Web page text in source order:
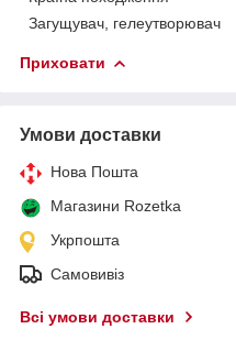
Загущувач, гелеутворювач
Приховати
Умови доставки
Нова Пошта
Магазини Rozetka
Укрпошта
Самовивіз
Всі умови доставки